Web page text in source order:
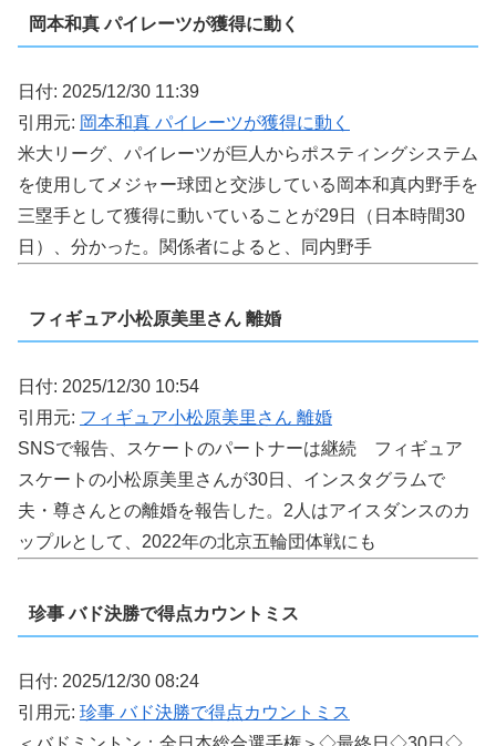
岡本和真 パイレーツが獲得に動く
日付: 2025/12/30 11:39
引用元: 岡本和真 パイレーツが獲得に動く
米大リーグ、パイレーツが巨人からポスティングシステム
を使用してメジャー球団と交渉している岡本和真内野手を
三塁手として獲得に動いていることが29日（日本時間30
日）、分かった。関係者によると、同内野手
フィギュア小松原美里さん 離婚
日付: 2025/12/30 10:54
引用元: フィギュア小松原美里さん 離婚
SNSで報告、スケートのパートナーは継続 フィギュア
スケートの小松原美里さんが30日、インスタグラムで
夫・尊さんとの離婚を報告した。2人はアイスダンスのカ
ップルとして、2022年の北京五輪団体戦にも
珍事 バド決勝で得点カウントミス
日付: 2025/12/30 08:24
引用元: 珍事 バド決勝で得点カウントミス